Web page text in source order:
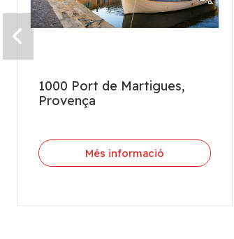
1000 Port de Martigues,
Provença
Més informació